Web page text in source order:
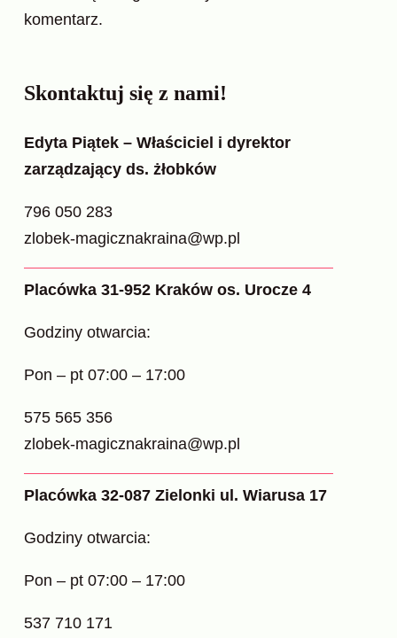
komentarz.
Skontaktuj się z nami!
Edyta Piątek – Właściciel i dyrektor
zarządzający ds. żłobków
796 050 283
zlobek-magicznakraina@wp.pl
Placówka 31-952 Kraków os. Urocze 4
Godziny otwarcia:
Pon – pt 07:00 – 17:00
575 565 356
zlobek-magicznakraina@wp.pl
Placówka 32-087 Zielonki ul. Wiarusa 17
Godziny otwarcia:
Pon – pt 07:00 – 17:00
537 710 171